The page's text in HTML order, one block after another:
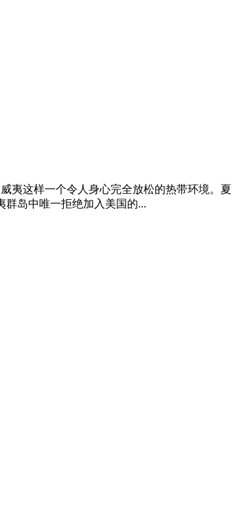
夷这样一个令人身心完全放松的热带环境。夏
群岛中唯一拒绝加入美国的...